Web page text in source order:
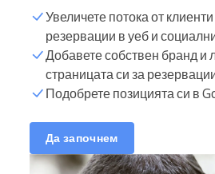
Увеличете потока от
резервации в уеб и
Добавете собствен бранд и
страницата си за
Подобрете позицията си в
Да започнем